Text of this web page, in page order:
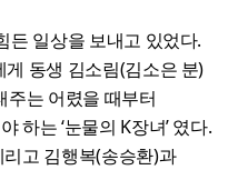
든 일상을 보내고 있었다.
동생 김소림(김소은 분)
주는 어렸을 때부터
하는 ‘눈물의 K장녀’ 였다.
고 김행복(송승환)과